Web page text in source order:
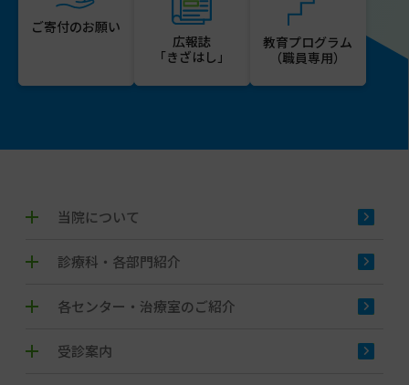
ご寄付のお願い
広報誌
「きざはし」
教育プログラム
（職員専用）
当院について
診療科・各部門紹介
各センター・治療室のご紹介
受診案内